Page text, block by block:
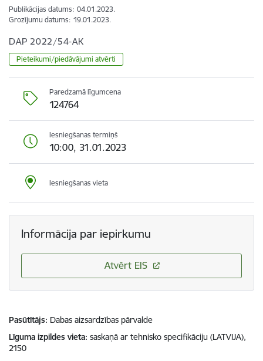
Publikācijas datums: 04.01.2023.
Grozījumu datums: 19.01.2023.
DAP 2022/54-AK
Pieteikumi/piedāvājumi atvērti
Paredzamā līgumcena
124764
Iesniegšanas termiņš
10:00, 31.01.2023
Iesniegšanas vieta
Informācija par iepirkumu
Atvērt EIS
Pasūtītājs Dabas aizsardzības pārvalde
Līguma izpildes vieta saskaņā ar tehnisko specifikāciju (LATVIJA),
2150